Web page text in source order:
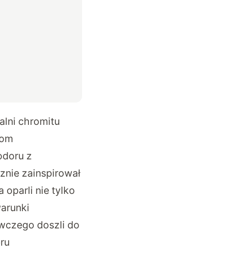
chromitu
z
zainspirował
oparli nie tylko
doszli do